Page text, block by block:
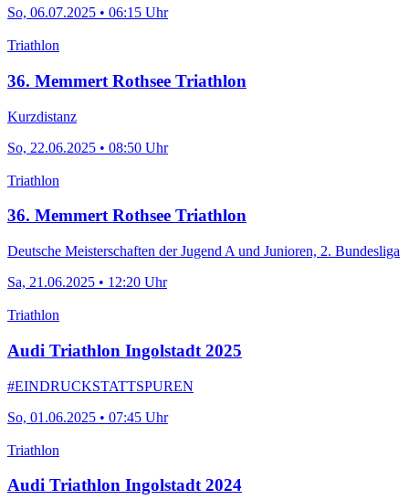
So, 06.07.2025 • 06:15 Uhr
Triathlon
36. Memmert Rothsee Triathlon
Kurzdistanz
So, 22.06.2025 • 08:50 Uhr
Triathlon
36. Memmert Rothsee Triathlon
Deutsche Meisterschaften der Jugend A und Junioren, 2. Bundesliga
Sa, 21.06.2025 • 12:20 Uhr
Triathlon
Audi Triathlon Ingolstadt 2025
#EINDRUCKSTATTSPUREN
So, 01.06.2025 • 07:45 Uhr
Triathlon
Audi Triathlon Ingolstadt 2024